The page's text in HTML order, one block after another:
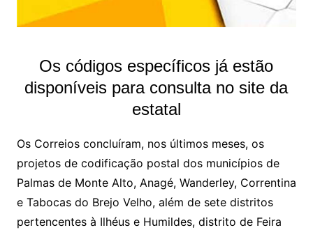
Os códigos específicos já estão
disponíveis para consulta no site da
estatal
Os Correios concluíram, nos últimos meses, os
projetos de codificação postal dos municípios de
Palmas de Monte Alto, Anagé, Wanderley, Correntina
e Tabocas do Brejo Velho, além de sete distritos
pertencentes à Ilhéus e Humildes, distrito de Feira